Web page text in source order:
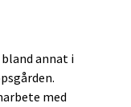
annat i
med